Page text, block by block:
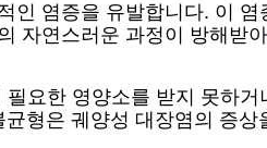
인 염증을 유발합니다. 이 염
자연스러운 과정이 방해받아
요한 영양소를 받지 못하
형은 궤양성 대장염의 증